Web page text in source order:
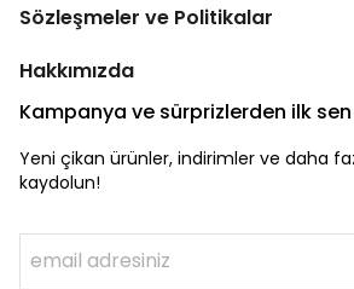
Sözleşmeler ve Politikalar
Hakkımızda
Kampanya ve sürprizlerden ilk
Yeni çikan ürünler, indirimler ve daha
kaydolun!